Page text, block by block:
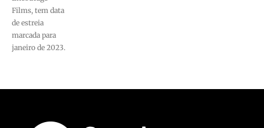
Films, tem data
de estreia
marcada para
janeiro de 2023.